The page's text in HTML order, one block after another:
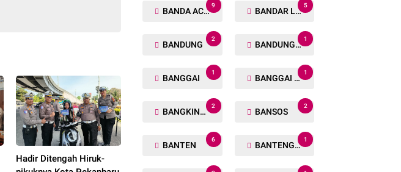
Hadir Ditengah Hiruk-
BANDA ACEH
9
BANDAR LAMPUNG
5
BANDUNG
2
BANDUNG BARAT
1
BANGGAI
1
BANGGAI LAUT
1
BANGKINANG
2
BANSOS
2
BANTEN
6
BANTENG RAIDERS
1